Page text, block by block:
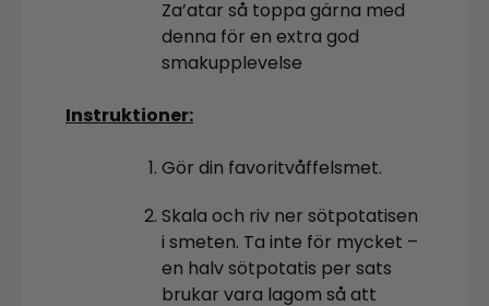
Za’atar så toppa gärna med
denna för en extra god
smakupplevelse
Instruktioner:
Gör din favoritvåffelsmet.
Skala och riv ner sötpotatisen
i smeten. Ta inte för mycket –
en halv sötpotatis per sats
brukar vara lagom så att